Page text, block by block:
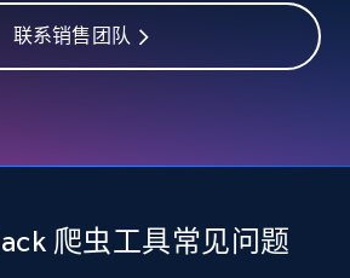
Biography, Awg
联系销售团队
爬虫工具常见问题